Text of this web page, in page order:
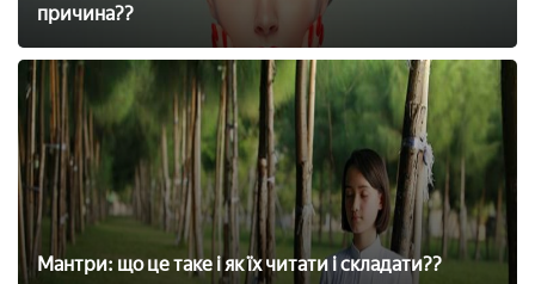
причина??
Мантри: що це таке і як їх читати і складати??